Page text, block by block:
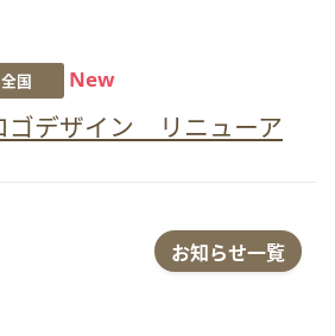
全国 New
ゴデザイン リニューア
お知らせ一覧